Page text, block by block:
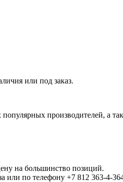
или под заказ.
производителей, а
на большинство позиций.
или по телефону +7 812 363-4-